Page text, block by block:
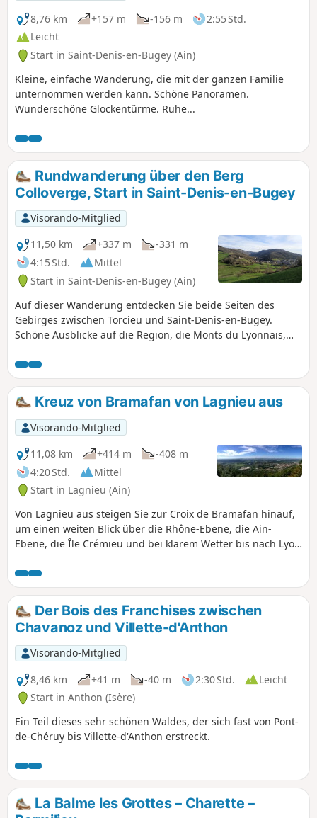
8,76 km
+157 m -156 m
2:55 Std.
Leicht
Start in Saint-Denis-en-Bugey (Ain)
Kleine, einfache Wanderung, die mit der ganzen Familie
unternommen werden kann. Schöne Panoramen.
Wunderschöne Glockentürme. Ruhe...
Rundwanderung über den Berg
Colloverge, Start in Saint-Denis-en-Bugey
Visorando-Mitglied
11,50 km
+337 m
-331 m
4:15 Std.
Mittel
Start in Saint-Denis-en-Bugey (Ain)
Auf dieser Wanderung entdecken Sie beide Seiten des
Gebirges zwischen Torcieu und Saint-Denis-en-Bugey.
Schöne Ausblicke auf die Region, die Monts du Lyonnais,
Albarine-Tals und ein Abstecher in das hübsche Dorf
Ambutrix, nicht zu vergessen der Startpunkt am Turm von
Saint-Denis, der einen Panoramablick über die Region
bietet.Kreuz von Bramafan von Lagnieu aus
Visorando-Mitglied
11,08 km
+414 m
-408 m
4:20 Std.
Mittel
Start in Lagnieu (Ain)
Von Lagnieu aus steigen Sie zur Croix de Bramafan hinauf,
um einen weiten Blick über die Rhône-Ebene, die Ain-
Ebene, die Île Crémieu und bei klarem Wetter bis nach Lyon
Waldwegen und -pfaden.
Der Bois des Franchises zwischen
Chavanoz und Villette-d'Anthon
Visorando-Mitglied
8,46 km
+41 m -40 m 2:30 Std.
Leicht
Start in Anthon (Isère)
Ein Teil dieses sehr schönen Waldes, der sich fast von Pont-
de-Chéruy bis Villette-d'Anthon erstreckt.
La Balme les Grottes – Charette –